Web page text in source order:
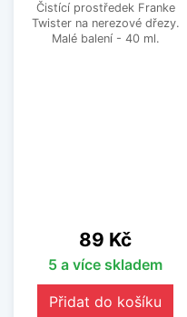
Čistící prostředek Franke
Twister na nerezové dřezy.
Malé balení - 40 ml.
Cena
89 Kč
5 a více skladem
Přidat do košíku